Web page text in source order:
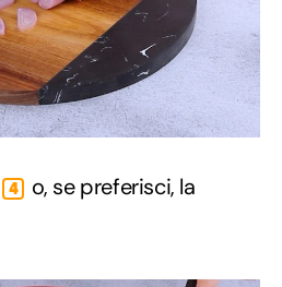
4
o, se preferisci, la